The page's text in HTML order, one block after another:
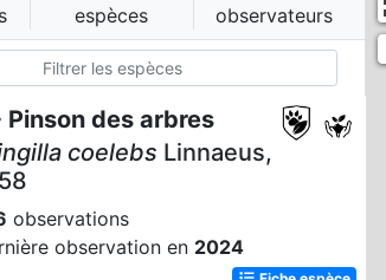
espèces
observateurs
Pinson des arbres
coelebs Linnaeus,
observations
observation en 2024